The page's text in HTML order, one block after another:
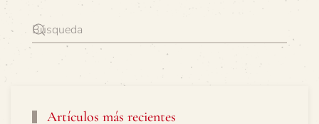
Artículos más recientes